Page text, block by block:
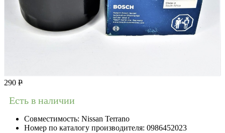
290 Р
Есть в наличии
Совместимость: Nissan Terrano
Номер по каталогу производителя: 0986452023